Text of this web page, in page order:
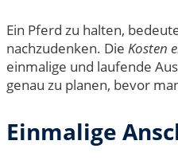
Ein Pferd zu halten,
nachzudenken. Die Kosten
einmalige und laufende
genau zu planen, bevor
Einmalige